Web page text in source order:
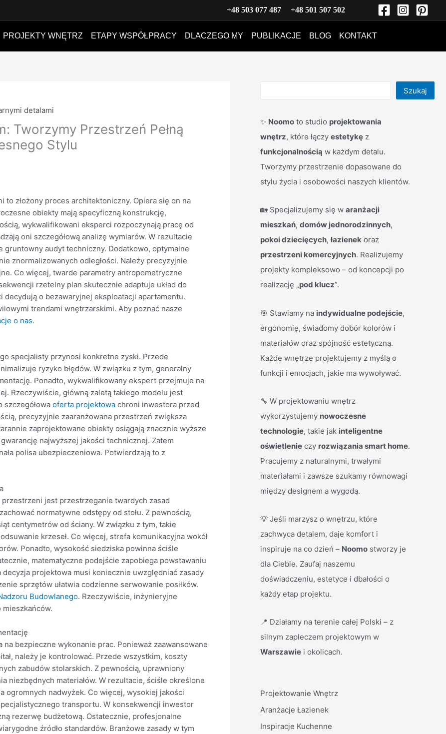
+48 503 077 487 +48 501 507 502
PROJEKTY WNĘTRZ ETAPY WSPÓŁPRACY DLACZEGO MY PUBLIKACJE BLOG KONTAKT
Tworzymy Przestrzeń Pełną
Stylu
to złożony proces architektoniczny. Opiera się on na
obiekty mają specyficzną konstrukcję,
wykwalifikowani eksperci rozpoczynają pracę od
oni szczegółową analizę wymiarów. W rezultacie
gruntowny audyt techniczny. Dodatkowo, optymalne
znormalizowanych odległości. Należy precyzyjnie
Co więcej, twarde parametry antropometryczne
rzetelny plan skutecznie adaptuje układ do
o bezawaryjnej eksploatacji apartamentu.
trendami wnętrzarskimi. Aby poznać nasze
o nas.
specjalisty przynosi konkretne zyski. Przede
ryzyko błędów. W związku z tym, generalny
Ponadto, wykwalifikowany ekspert przejmuje na
Rzeczywiście, główną zaletą takiego modelu jest
szczegółowa oferta projektowa chroni inwestora przed
precyzyjnie zaaranżowana przestrzeń zwiększa
zaprojektowane obiekty osiągają znacznie wyższe
najwyższej jakości technicznej. Zatem
polisa ubezpieczeniowa. Potwierdzają to z
jest przestrzeganie twardych zasad
normatywne odstępy od stołu. Z pewnością,
centymetrów od ściany. W związku z tym, takie
krzeseł. Co więcej, strefa komunikacyjna wokół
Ponadto, wysokość siedziska powinna ściśle
matematyczne podejście zapobiega powstawaniu
projektowa musi koniecznie uwzględniać zasady
sprzętów ułatwia codzienne serwowanie posiłków.
Budowlanego. Rzeczywiście, inżynieryjne
bezpieczne wykonanie prac. Ponieważ zaawansowane
należy je kontrolować. Przede wszystkim, koszty
zabudów stolarskich. Z pewnością, uprawniony
niezbędnych materiałów. W rezultacie, ściśle określone
ogromnych nadwyżek. Co więcej, wysokiej jakości
transportu. W konsekwencji inwestor
rezerwę budżetową. Ostatecznie, profesjonalne
źródło standardów. Branżowe zasady w tym
S
z
u
k
j
Szukaj
✨ Noomo to studio projektowania
wnętrz, które łączy estetykę z
funkcjonalnością w każdym detalu.
Tworzymy przestrzenie dopasowane do
stylu życia i osobowości naszych klientów.
🏡 Specjalizujemy się w aranżacji
mieszkań, domów jednorodzinnych,
pokoi dziecięcych, łazienek oraz
przestrzeni komercyjnych. Realizujemy
projekty kompleksowo – od koncepcji po
realizację „pod klucz”.
🎯 Stawiamy na indywidualne podejście,
ergonomię, świadomy dobór kolorów i
materiałów oraz spójność estetyczną.
Każde wnętrze projektujemy z myślą o
funkcji i emocjach, jakie ma wywoływać.
🔧 W projektowaniu wnętrz
wykorzystujemy nowoczesne
technologie, takie jak inteligentne
oświetlenie czy rozwiązania smart home.
Pracujemy z naturalnymi, trwałymi
materiałami i zawsze szukamy równowagi
między designem a wygodą.
💡 Jeśli marzysz o wnętrzu, które
zachwyca detalem, daje komfort i
inspiruje na co dzień – Noomo stworzy je
dla Ciebie. Zaufaj naszemu
doświadczeniu, estetyce i dbałości o
każdy etap projektu.
📍 Działamy na terenie całej Polski – z
silnym zapleczem projektowym w
Warszawie i okolicach.
Projektowanie Wnętrz
Aranżacje Łazienek
Inspiracje Kuchenne